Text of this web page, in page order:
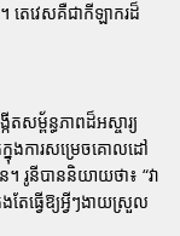
តេវេសគឺជាកីឡាករដ៏
ម្ព័ន្ធភាពដ៏អស្ចារ្យ
ងការសម្រេចគោលដៅ
។ រូនីបាននិយាយថា៖ “វា
តែធ្វើឱ្យអ្វីៗងាយស្រួល